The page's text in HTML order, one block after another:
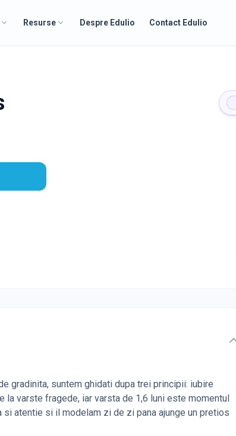
Resurse Despre Edulio Contact Edulio
gradinita, suntem ghidati dupa trei principii: iubire
varste fragede, iar varsta de 1,6 luni este momentul
atentie si il modelam zi de zi pana ajunge un pretios